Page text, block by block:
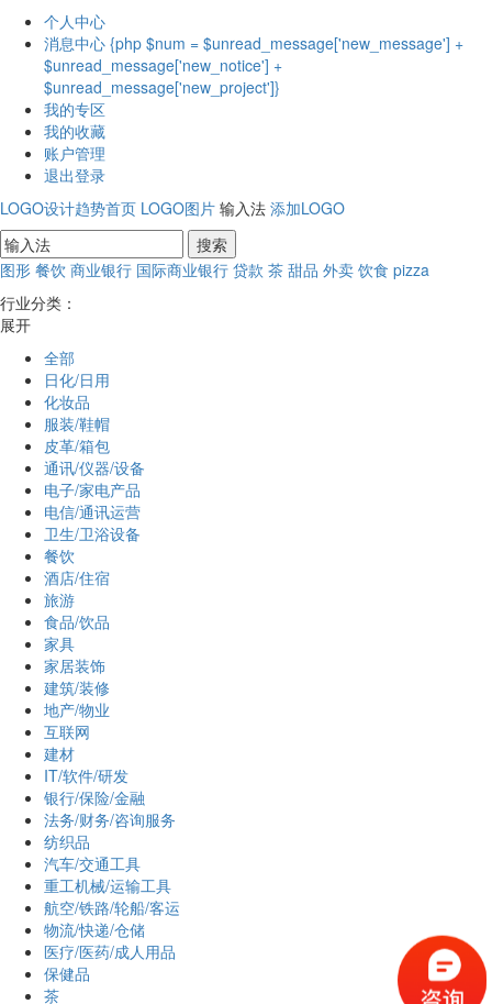
个人中心
消息中心 {php $num = $unread_message['new_message'] +
$unread_message['new_notice'] +
$unread_message['new_project']}
我的专区
我的收藏
账户管理
退出登录
LOGO设计趋势首页 LOGO图片 输入法 添加LOGO
图形 餐饮 商业银行 国际商业银行 贷款 茶 甜品 外卖 饮食 pizza
行业分类：
展开
全部
日化/日用
化妆品
服装/鞋帽
皮革/箱包
通讯/仪器/设备
电子/家电产品
电信/通讯运营
卫生/卫浴设备
餐饮
酒店/住宿
旅游
食品/饮品
家具
家居装饰
建筑/装修
地产/物业
互联网
建材
IT/软件/研发
银行/保险/金融
法务/财务/咨询服务
纺织品
汽车/交通工具
重工机械/运输工具
航空/铁路/轮船/客运
物流/快递/仓储
医疗/医药/成人用品
保健品
茶